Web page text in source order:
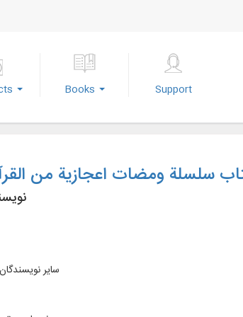
Books Support
سلسلة ومضات اعجازیة من
سایر